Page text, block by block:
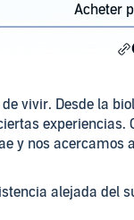
Acheter
vivir. Desde la
experiencias.
y nos acercamos
alejada del
que se